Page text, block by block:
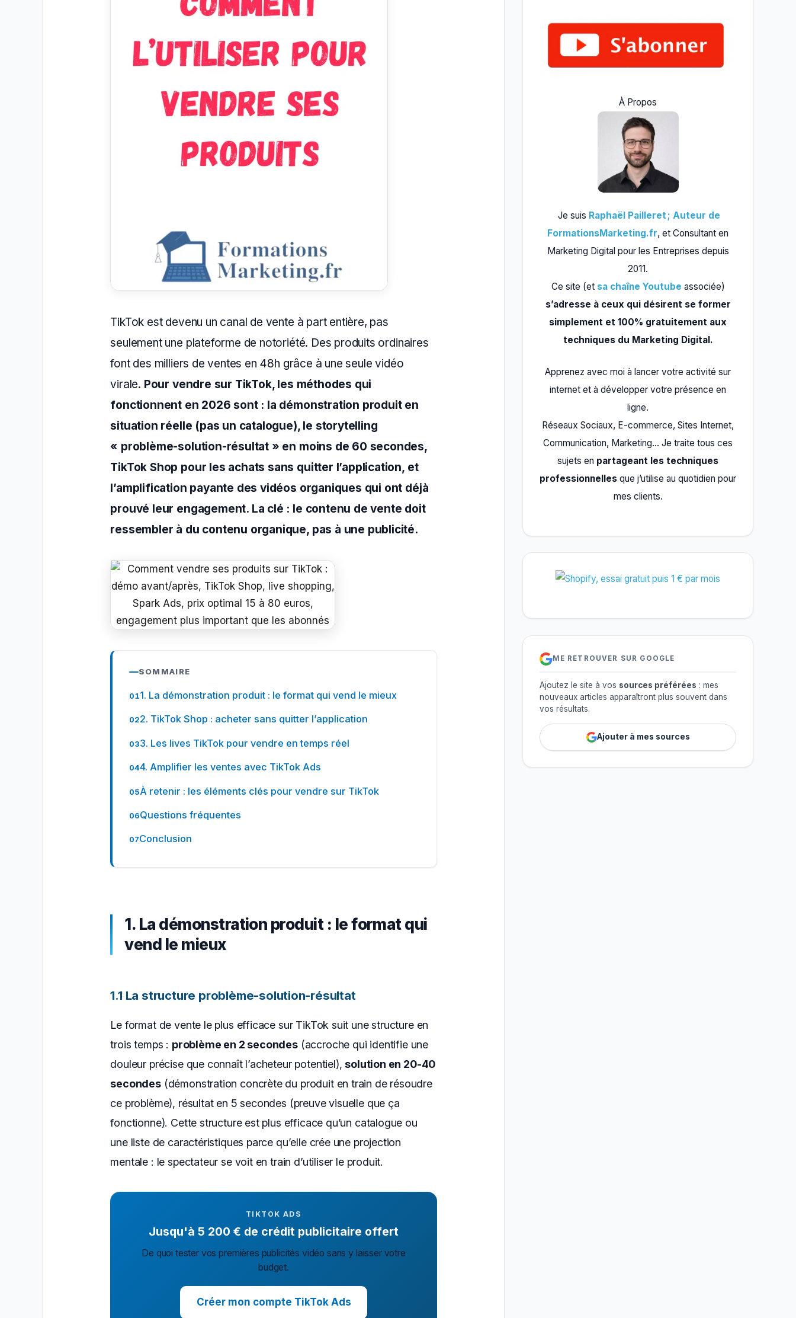
TikTok est devenu un canal de vente à part entière, pas
seulement une plateforme de notoriété. Des produits ordinaires
font des milliers de ventes en 48h grâce à une seule vidéo
virale. Pour vendre sur TikTok, les méthodes qui
fonctionnent en 2026 sont : la démonstration produit en
situation réelle (pas un catalogue), le storytelling
« problème-solution-résultat » en moins de 60 secondes,
TikTok Shop pour les achats sans quitter l’application, et
l’amplification payante des vidéos organiques qui ont déjà
prouvé leur engagement. La clé : le contenu de vente doit
ressembler à du contenu organique, pas à une publicité.
SOMMAIRE
1. La démonstration produit : le format qui vend le mieux
2. TikTok Shop : acheter sans quitter l’application
3. Les lives TikTok pour vendre en temps réel
4. Amplifier les ventes avec TikTok Ads
À retenir : les éléments clés pour vendre sur TikTok
Questions fréquentes
Conclusion
1. La démonstration produit : le format qui
vend le mieux
1.1 La structure problème-solution-résultat
Le format de vente le plus efficace sur TikTok suit une structure en
trois temps : problème en 2 secondes(accroche qui identifie une
douleur précise que connaît l’acheteur potentiel),solution en 20-40
secondes(démonstration concrète du produit en train de résoudre
ce problème), résultat en 5 secondes (preuve visuelle que ça
fonctionne). Cette structure est plus efficace qu’un catalogue ou
une liste de caractéristiques parce qu’elle crée une projection
mentale : le spectateur se voit en train d’utiliser le produit.
TIKTOK ADS
Jusqu'à 5 200 € de crédit publicitaire offert
De quoi tester vos premières publicités vidéo sans y laisser votre
budget.
Créer mon compte TikTok Ads
À Propos
Je suis Raphaël Pailleret ; Auteur de
FormationsMarketing.fr, et Consultant en
Marketing Digital pour les Entreprises depuis
2011.
Ce site (et sa chaîne Youtube associée)
s’adresse à ceux qui désirent se former
simplement et 100% gratuitement aux
techniques du Marketing Digital.
Apprenez avec moi à lancer votre activité sur
internet et à développer votre présence en
ligne.
Réseaux Sociaux, E-commerce, Sites Internet,
Communication, Marketing… Je traite tous ces
sujets en partageant les techniques
professionnelles que j’utilise au quotidien pour
mes clients.
ME RETROUVER SUR GOOGLE
Ajoutez le site à vos sources préférées : mes
nouveaux articles apparaîtront plus souvent dans
vos résultats.
Ajouter à mes sources